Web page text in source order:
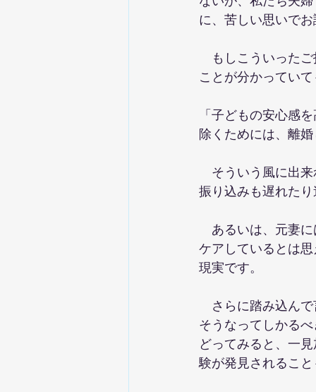
に、苦しい思いで
もしこういったご
ことが分かってい
「子どもの安心感
除くためには、離
そういう風に出来
振り込みも遅れた
あるいは、元妻に
ケアしているとは
現実です。
さらに踏み込んで
そうなってしかる
どってみると、一
験が発見されるこ